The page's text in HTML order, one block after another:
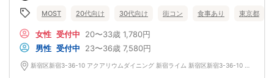
※1on1形式のイベントです。より多くの異性とトークしたい方は2on2企画をご選
※最低遂行人数4:4
中止の際は前日までにご連絡いたします
MOST 20代向け 30代向け 街コン 食事あり 東京都
女性 受付中 20〜33歳 1,780円
男性 受付中 23〜36歳 7,580円